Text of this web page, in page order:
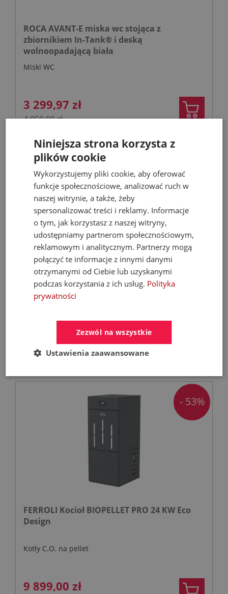
ROCA AVANT-E miska wc stojąca z
zbiornikiem In-Tank® i deską
wolnoopadającą biała
Miski WC
3 299,97 zł
4 059,00 zł
KFA MOZA 316L bateria umywalkowa
podtynkowa stal nierdzewna
567,40 zł
810,57 zł
FERROLI Kocioł BIOPELLET PRO 24 KW Eco
Design
Kotły C.O. na pellet
9 899,00 zł
- 53%
Niniejsza strona korzysta z
plików cookie
Wykorzystujemy pliki cookie, aby oferować
funkcje społecznościowe, analizować ruch w
naszej witrynie, a także, żeby
spersonalizować treści i reklamy. Informacje
o tym, jak korzystasz z naszej witryny,
udostępniamy partnerom społecznościowym,
reklamowym i analitycznym. Partnerzy mogą
połączyć te informacje z innymi danymi
otrzymanymi od Ciebie lub uzyskanymi
podczas korzystania z ich usług. Polityka
prywatności
Zezwól na wszystkie
Ustawienia zaawansowane